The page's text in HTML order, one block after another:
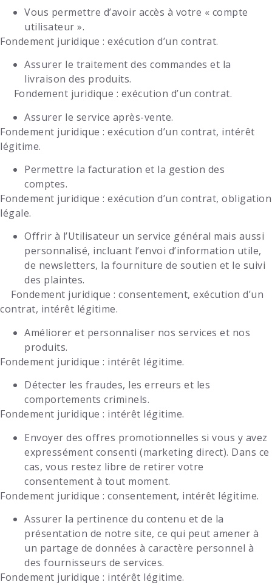
Vous permettre d’avoir accès à votre « compte
utilisateur ».
Fondement juridique : exécution d’un contrat.
Assurer le traitement des commandes et la
livraison des produits.
Fondement juridique : exécution d’un contrat.
Assurer le service après-vente.
Fondement juridique : exécution d’un contrat, intérêt
légitime.
Permettre la facturation et la gestion des
comptes.
Fondement juridique : exécution d’un contrat, obligation
légale.
Offrir à l’Utilisateur un service général mais aussi
personnalisé, incluant l’envoi d’information utile,
de newsletters, la fourniture de soutien et le suivi
des plaintes.
Fondement juridique : consentement, exécution d’un
contrat, intérêt légitime.
Améliorer et personnaliser nos services et nos
produits.
Fondement juridique : intérêt légitime.
Détecter les fraudes, les erreurs et les
comportements criminels.
Fondement juridique : intérêt légitime.
Envoyer des offres promotionnelles si vous y avez
expressément consenti (marketing direct). Dans ce
cas, vous restez libre de retirer votre
consentement à tout moment.
Fondement juridique : consentement, intérêt légitime.
Assurer la pertinence du contenu et de la
présentation de notre site, ce qui peut amener à
un partage de données à caractère personnel à
des fournisseurs de services.
Fondement juridique : intérêt légitime.